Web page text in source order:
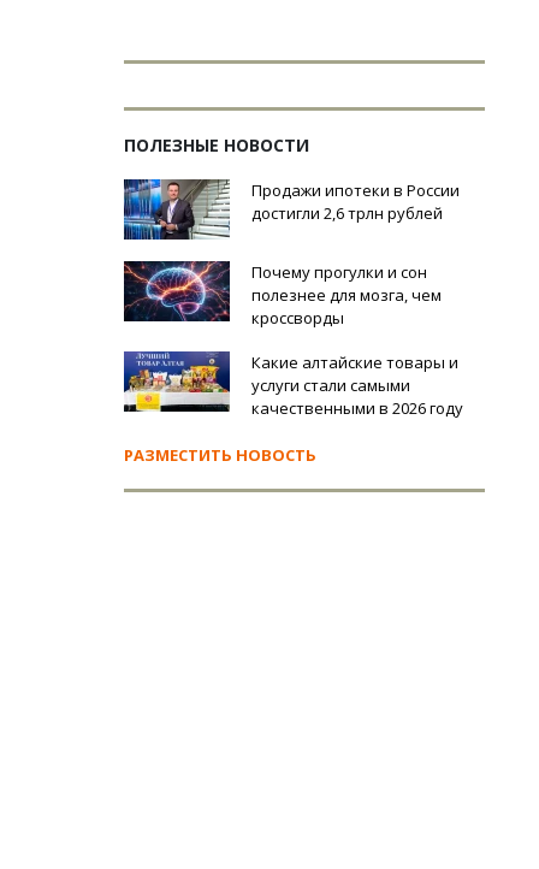
ПОЛЕЗНЫЕ НОВОСТИ
Продажи ипотеки в России
достигли 2,6 трлн рублей
Почему прогулки и сон
полезнее для мозга, чем
кроссворды
Какие алтайские товары и
услуги стали самыми
качественными в 2026 году
РАЗМЕСТИТЬ НОВОСТЬ